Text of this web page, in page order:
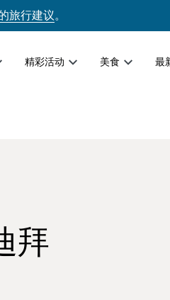
旅行建议。
精彩活动 美食 最
拜